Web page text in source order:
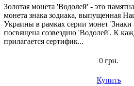
Золотая монета 'Водолей' - это
монета знака зодиака, выпущенная
Украины в рамках серии монет 'Знаки
посвящена созвездию 'Водолей'. К
прилагается сертифик...
0 грн.
Купить